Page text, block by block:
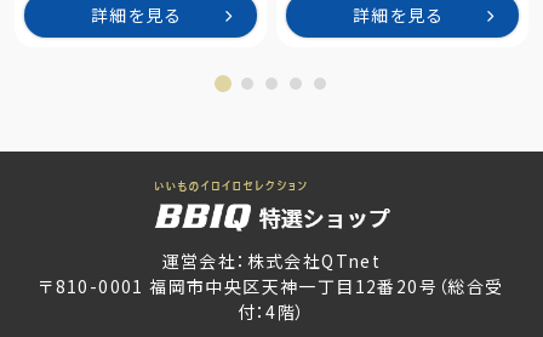
詳細を見る 詳細を見る
運営会社：株式会社QTnet
〒810-0001 福岡市中央区天神一丁目12番20号（総合受
付：4階）